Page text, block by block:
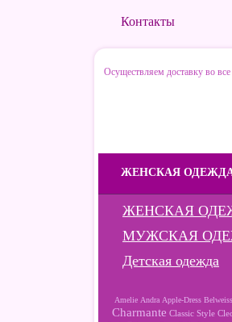
Контакты
Осуществляем доставку во
ЖЕНСКАЯ
ЖЕНСКАЯ
МУЖСКАЯ
Детская одежда
Amelie Andra Apple-Dress Belweiss
Charmante Classic Style